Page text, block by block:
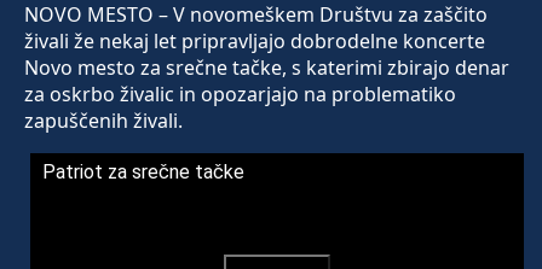
NOVO MESTO – V novomeškem Društvu za zaščito
živali že nekaj let pripravljajo dobrodelne koncerte
Novo mesto za srečne tačke, s katerimi zbirajo denar
za oskrbo živalic in opozarjajo na problematiko
zapuščenih živali.
Patriot za srečne tačke